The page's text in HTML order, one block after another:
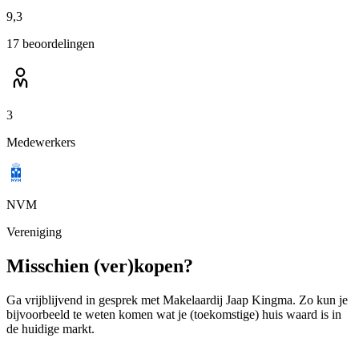
9,3
17 beoordelingen
3
Medewerkers
NVM
Vereniging
Misschien (ver)kopen?
Ga vrijblijvend in gesprek met Makelaardij Jaap Kingma. Zo kun je
bijvoorbeeld te weten komen wat je (toekomstige) huis waard is in
de huidige markt.